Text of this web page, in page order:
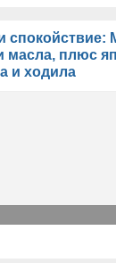
спокойствие:
масла, плюс
и ходила